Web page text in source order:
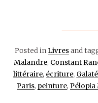
Posted inLivresand
Malandre, Constant
littéraire, écriture,
Paris, peinture, Pélopia